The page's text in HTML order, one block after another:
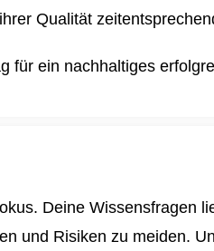
Qualität
für ein nachhaltiges
Deine Wissensfragen
und Risiken zu meiden.